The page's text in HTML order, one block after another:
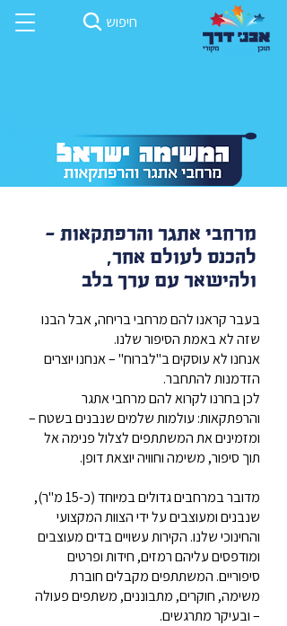
חיפוש
מרחבי אתגר והרפתקאות -
להכנס לעולם אחר,
ולהישאר עם ערך בלב
בעבר קראנו להם מרחבי בריחה, אבל הבנו
שזה לא באמת הסיפור שלנו.
אנחנו לא עוסקים ב"לברוח" – אנחנו יוצרים
הזדמנות להתחבר.
לכן בחרנו לקרוא להם מרחבי אתגר
והרפתקאות: עולמות שלמים שנבנים בשטח –
ומזמינים את המשתתפים לצלול פנימה אל
תוך סיפור, משימה וחוויה יוצאת דופן.
מדובר במרחבים גדולים במיוחד (כ-15 מ"ר),
שנבנים ומעוצבים על ידי הצוות המקצועי
והחינוכי שלנו. הקירות עשויים בדים מעוצבים
ומודפסים עליהם רמזים, חידות ופרטים
סיפוריים. המשתתפים מקבלים חוברת
משימה, חוקרים, מתבוננים, משתפים פעולה
– ובעיקר מתרגשים.